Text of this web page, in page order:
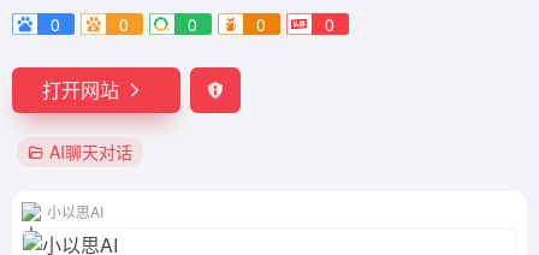
0
0 0 0 0
打开网站
AI聊天对话
小以思AI